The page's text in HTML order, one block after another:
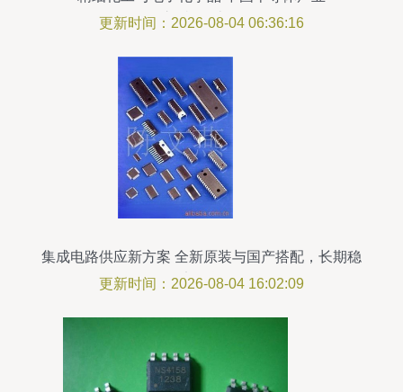
之“痛”（上）
更新时间：2026-08-04 06:36:16
集成电路供应新方案 全新原装与国产搭配，长期稳
定供货
更新时间：2026-08-04 16:02:09